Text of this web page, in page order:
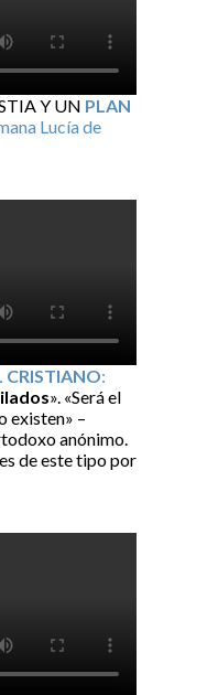
Y UN PLAN
Lucía de
CRISTIANO:
». «Será el
existen» –
anónimo.
de este tipo por